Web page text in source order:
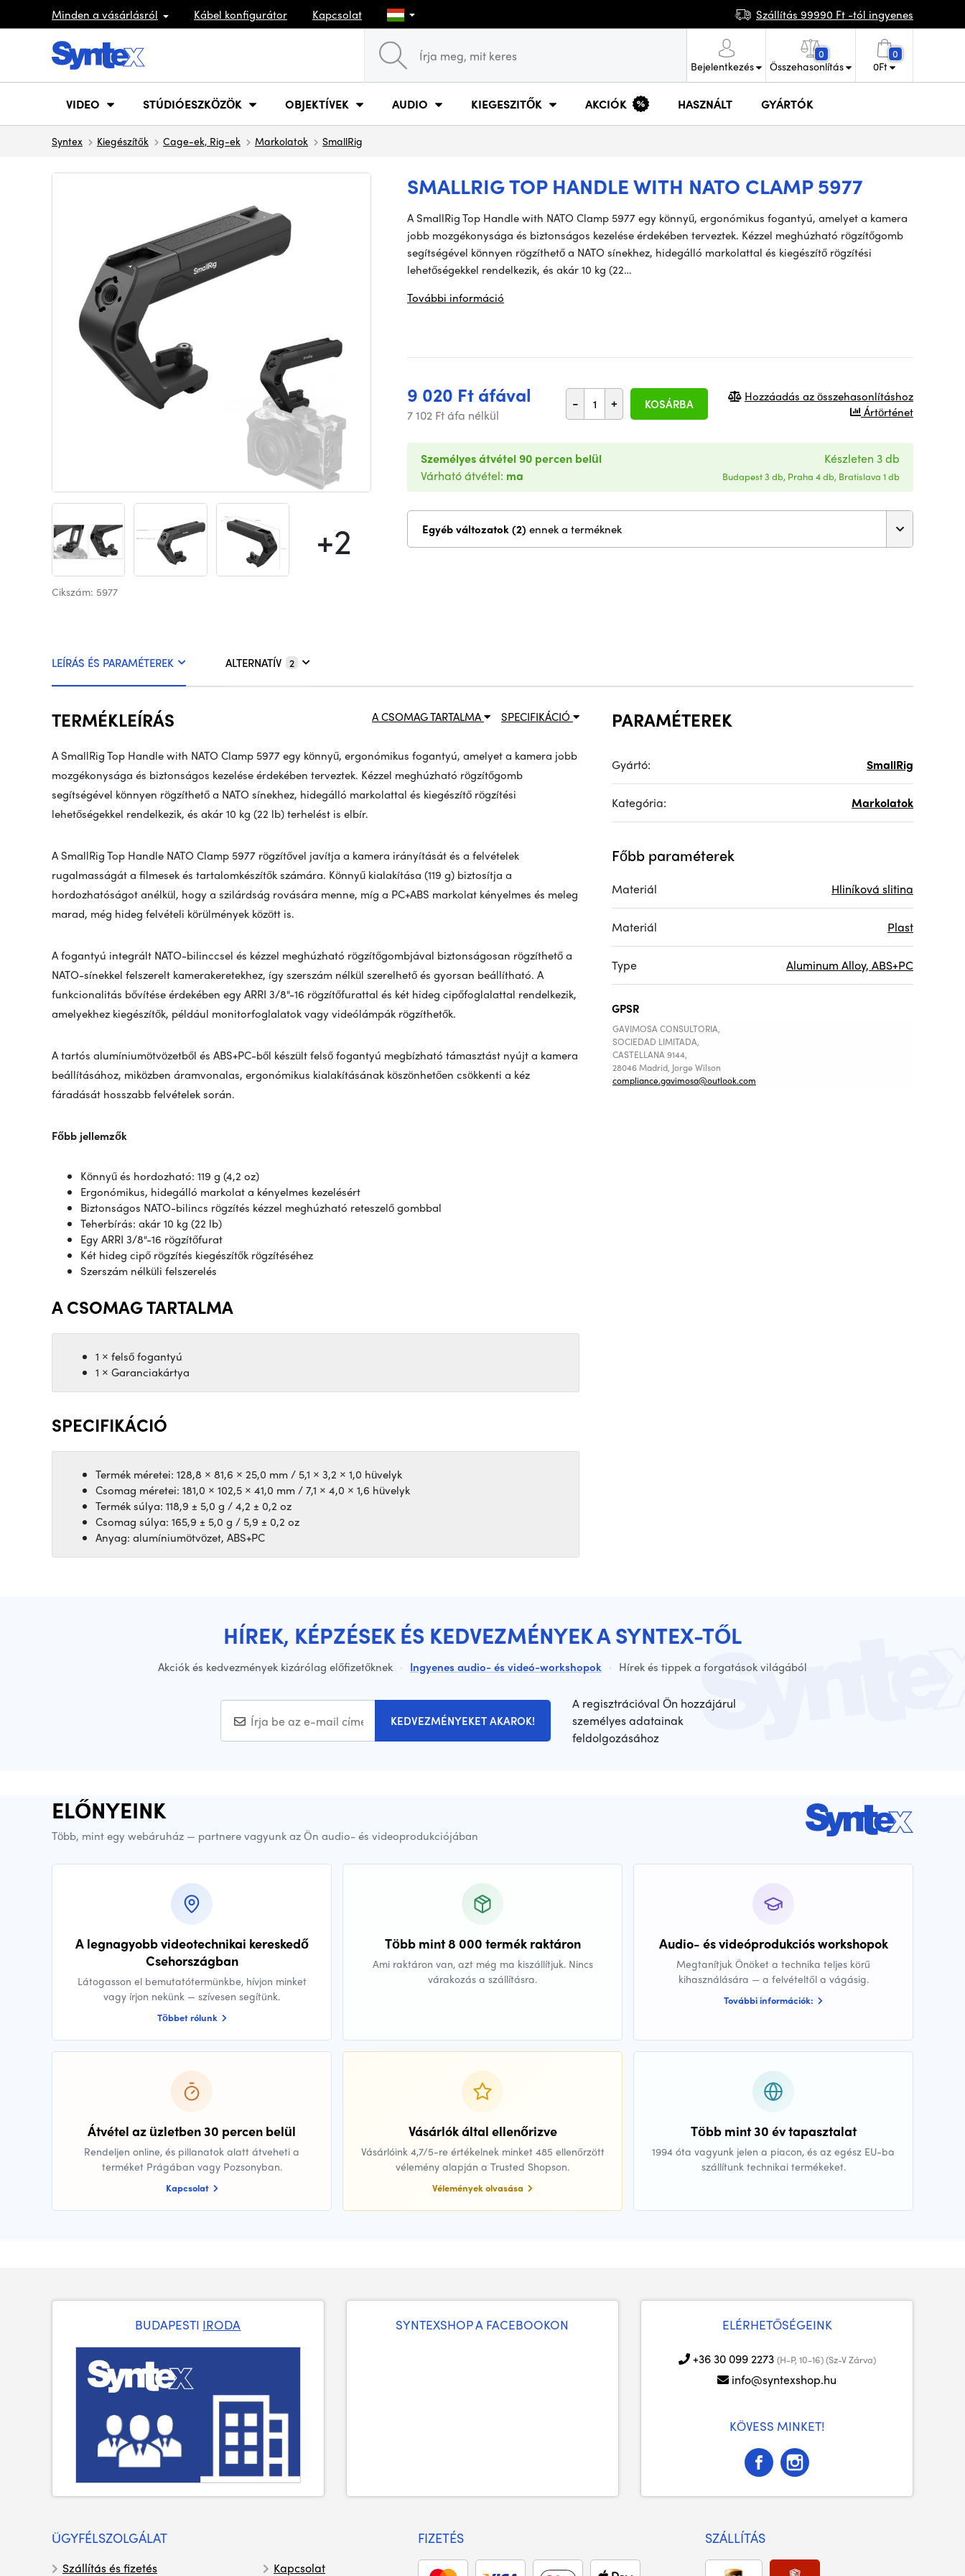
Minden a vásárlásról Kábel konfigurátor Kapcsolat Szállítás 99990 Ft -tól ingyenes
Bejelentkezés
0
Összehasonlítás
0
0Ft
VIDEO STÚDIÓESZKÖZÖK OBJEKTÍVEK AUDIO KIEGESZITŐK AKCIÓK HASZNÁLT GYÁRTÓK
Syntex Kiegészítők Cage-ek, Rig-ek Markolatok SmallRig
SMALLRIG TOP HANDLE WITH NATO CLAMP 5977
+2
Cikszám: 5977
A SmallRig Top Handle with NATO Clamp 5977 egy könnyű, ergonómikus fogantyú, amelyet a kamera
jobb mozgékonysága és biztonságos kezelése érdekében terveztek. Kézzel meghúzható rögzítőgomb
segítségével könnyen rögzíthető a NATO sínekhez, hidegálló markolattal és kiegészítő rögzítési
lehetőségekkel rendelkezik, és akár 10 kg (22…
További információ
9 020 Ft áfával
7 102 Ft áfa nélkül
- + KOSÁRBA
Hozzáadás az összehasonlításhoz
Ártörténet
Személyes átvétel 90 percen belül
Várható átvétel: ma
Készleten 3 db
Budapest 3 db, Praha 4 db, Bratislava 1 db
Egyéb változatok (2) ennek a terméknek
LEÍRÁS ÉS PARAMÉTEREK ALTERNATÍV 2
SPECIFIKÁCIÓ
A CSOMAG TARTALMA
TERMÉKLEÍRÁS
A SmallRig Top Handle with NATO Clamp 5977 egy könnyű, ergonómikus fogantyú, amelyet a kamera jobb
mozgékonysága és biztonságos kezelése érdekében terveztek. Kézzel meghúzható rögzítőgomb
segítségével könnyen rögzíthető a NATO sínekhez, hidegálló markolattal és kiegészítő rögzítési
lehetőségekkel rendelkezik, és akár 10 kg (22 lb) terhelést is elbír.
A SmallRig Top Handle NATO Clamp 5977 rögzítővel javítja a kamera irányítását és a felvételek
rugalmasságát a filmesek és tartalomkészítők számára. Könnyű kialakítása (119 g) biztosítja a
hordozhatóságot anélkül, hogy a szilárdság rovására menne, míg a PC+ABS markolat kényelmes és meleg
marad, még hideg felvételi körülmények között is.
A fogantyú integrált NATO-bilinccsel és kézzel meghúzható rögzítőgombjával biztonságosan rögzíthető a
NATO-sínekkel felszerelt kamerakeretekhez, így szerszám nélkül szerelhető és gyorsan beállítható. A
funkcionalitás bővítése érdekében egy ARRI 3/8"-16 rögzítőfurattal és két hideg cipőfoglalattal rendelkezik,
amelyekhez kiegészítők, például monitorfoglalatok vagy videólámpák rögzíthetők.
A tartós alumíniumötvözetből és ABS+PC-ből készült felső fogantyú megbízható támasztást nyújt a kamera
beállításához, miközben áramvonalas, ergonómikus kialakításának köszönhetően csökkenti a kéz
fáradását hosszabb felvételek során.
Főbb jellemzők
Könnyű és hordozható: 119 g (4,2 oz)
Ergonómikus, hidegálló markolat a kényelmes kezelésért
Biztonságos NATO-bilincs rögzítés kézzel meghúzható reteszelő gombbal
Teherbírás: akár 10 kg (22 lb)
Egy ARRI 3/8"-16 rögzítőfurat
Két hideg cipő rögzítés kiegészítők rögzítéséhez
Szerszám nélküli felszerelés
A CSOMAG TARTALMA
1 × felső fogantyú
1 × Garanciakártya
SPECIFIKÁCIÓ
Termék méretei: 128,8 × 81,6 × 25,0 mm / 5,1 × 3,2 × 1,0 hüvelyk
Csomag méretei: 181,0 × 102,5 × 41,0 mm / 7,1 × 4,0 × 1,6 hüvelyk
Termék súlya: 118,9 ± 5,0 g / 4,2 ± 0,2 oz
Csomag súlya: 165,9 ± 5,0 g / 5,9 ± 0,2 oz
Anyag: alumíniumötvözet, ABS+PC
PARAMÉTEREK
Gyártó: SmallRig
Kategória: Markolatok
Főbb paraméterek
Materiál Hliníková slitina
Materiál Plast
Type Aluminum Alloy, ABS+PC
GPSR
GAVIMOSA CONSULTORIA,
SOCIEDAD LIMITADA,
CASTELLANA 9144,
28046 Madrid, Jorge Wilson
compliance.gavimosa@outlook.com
HÍREK, KÉPZÉSEK ÉS KEDVEZMÉNYEK A SYNTEX-TŐL
Akciók és kedvezmények kizárólag előfizetőknek · Ingyenes audio- és videó-workshopok · Hírek és tippek a forgatások világából
KEDVEZMÉNYEKET AKAROK!
A regisztrációval Ön hozzájárul
személyes adatainak
feldolgozásához
ELŐNYEINK
Több, mint egy webáruház — partnere vagyunk az Ön audio- és videoprodukciójában
A legnagyobb videotechnikai kereskedő
Csehországban
Látogasson el bemutatótermünkbe, hívjon minket
vagy írjon nekünk — szívesen segítünk.
Többet rólunk
Több mint 8 000 termék raktáron
Ami raktáron van, azt még ma kiszállítjuk. Nincs
várakozás a szállításra.
Audio- és videóprodukciós workshopok
Megtanítjuk Önöket a technika teljes körű
kihasználására — a felvételtől a vágásig.
További információk:
Átvétel az üzletben 30 percen belül
Rendeljen online, és pillanatok alatt átveheti a
terméket Prágában vagy Pozsonyban.
Kapcsolat
Vásárlók által ellenőrizve
Vásárlóink 4,7/5-re értékelnek minket 485 ellenőrzött
vélemény alapján a Trusted Shopson.
Vélemények olvasása
Több mint 30 év tapasztalat
1994 óta vagyunk jelen a piacon, és az egész EU-ba
szállítunk technikai termékeket.
BUDAPESTI IRODA SYNTEXSHOP A FACEBOOKON ELÉRHETŐSÉGEINK
+36 30 099 2273 (H-P, 10-16) (Sz-V Zárva)
info@syntexshop.hu
KÖVESS MINKET!
ÜGYFÉLSZOLGÁLAT
Szállítás és fizetés Kapcsolat
FIZETÉS SZÁLLÍTÁS